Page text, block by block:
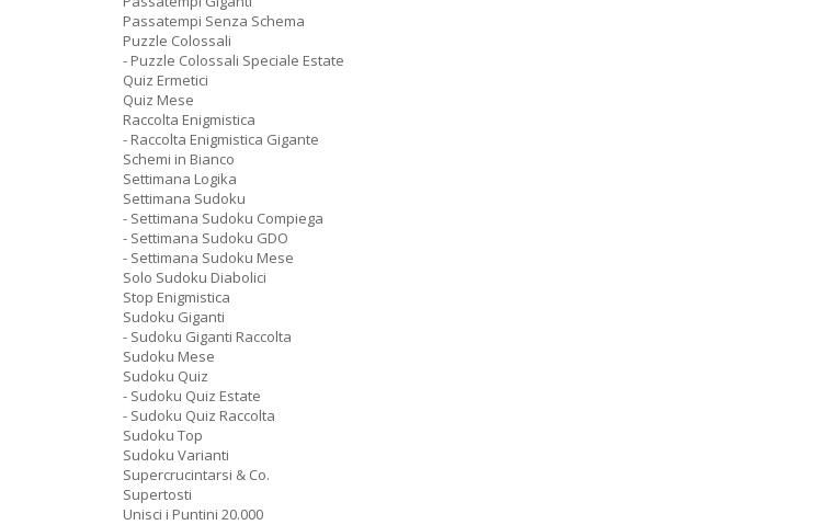
Passatempi Senza Schema
Puzzle Colossali
- Puzzle Colossali Speciale Estate
Quiz Ermetici
Quiz Mese
Raccolta Enigmistica
- Raccolta Enigmistica Gigante
Schemi in Bianco
Settimana Logika
Settimana Sudoku
- Settimana Sudoku Compiega
- Settimana Sudoku GDO
- Settimana Sudoku Mese
Solo Sudoku Diabolici
Stop Enigmistica
Sudoku Giganti
- Sudoku Giganti Raccolta
Sudoku Mese
Sudoku Quiz
- Sudoku Quiz Estate
- Sudoku Quiz Raccolta
Sudoku Top
Sudoku Varianti
Supercrucintarsi & Co.
Supertosti
Unisci i Puntini 20.000